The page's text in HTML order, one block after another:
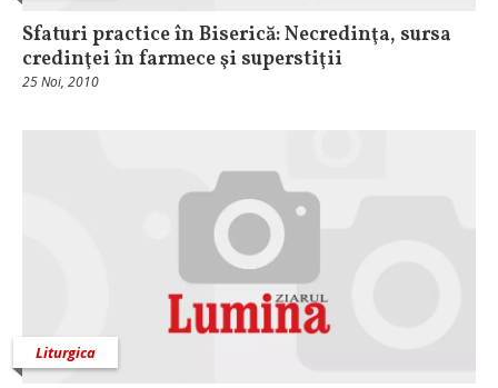
Sfaturi practice în Biserică: Necredinţa, sursa
credinţei în farmece şi superstiţii
25 Noi, 2010
Liturgica